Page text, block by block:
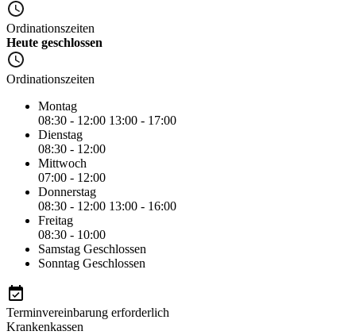
Ordinationszeiten
Heute geschlossen
Ordinationszeiten
Montag
08:30 - 12:00 13:00 - 17:00
Dienstag
08:30 - 12:00
Mittwoch
07:00 - 12:00
Donnerstag
08:30 - 12:00 13:00 - 16:00
Freitag
08:30 - 10:00
Samstag Geschlossen
Sonntag Geschlossen
Terminvereinbarung erforderlich
Krankenkassen